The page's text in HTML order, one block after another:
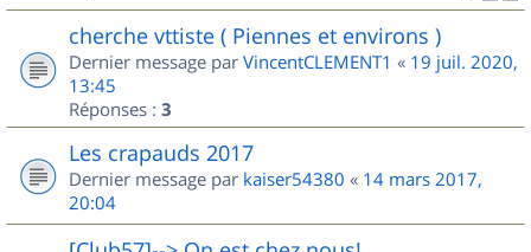
cherche vttiste ( Piennes et environs )
Dernier message par VincentCLEMENT1 « 19 juil. 2020,
13:45
Réponses : 3
Les crapauds 2017
Dernier message par kaiser54380 « 14 mars 2017,
20:04